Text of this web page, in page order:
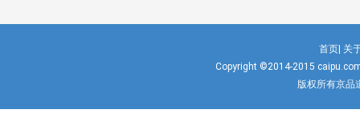
首页| 关
Copyright ©2014-2015
版权所有京品